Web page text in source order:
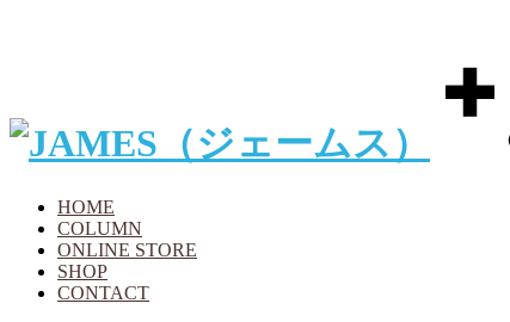
HOME
COLUMN
ONLINE STORE
SHOP
CONTACT